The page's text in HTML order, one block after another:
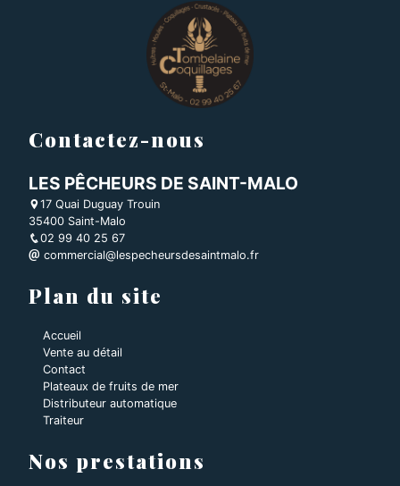
Contactez-nous
LES PÊCHEURS DE SAINT-MALO
17 Quai Duguay Trouin
35400 Saint-Malo
02 99 40 25 67
commercial@lespecheursdesaintmalo.fr
Plan du site
Accueil
Vente au détail
Contact
Plateaux de fruits de mer
Distributeur automatique
Traiteur
Nos prestations